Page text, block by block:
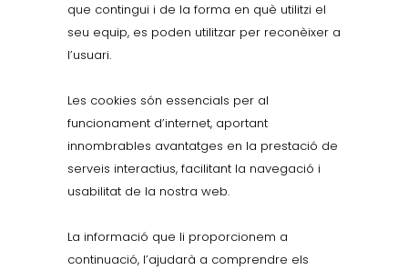
que contingui i de la forma en què utilitzi el
seu equip, es poden utilitzar per reconèixer a
l’usuari.
Les cookies són essencials per al
funcionament d’internet, aportant
innombrables avantatges en la prestació de
serveis interactius, facilitant la navegació i
usabilitat de la nostra web.
La informació que li proporcionem a
continuació, l’ajudarà a comprendre els